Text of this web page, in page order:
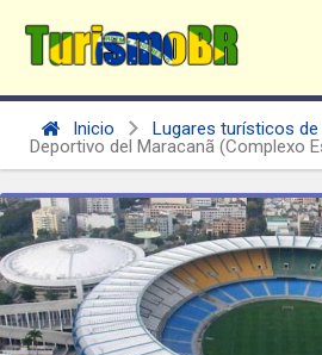
Inicio Lugares turísticos de
Deportivo del Maracanã (Complexo